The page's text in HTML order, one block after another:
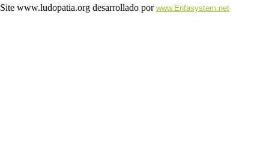
Site www.ludopatia.org desarrollado por www.Enfasystem.net